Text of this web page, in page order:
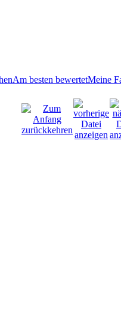
Am besten bewertetMeine